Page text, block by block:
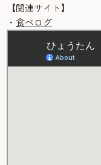
【関連サイト】
・食べログ